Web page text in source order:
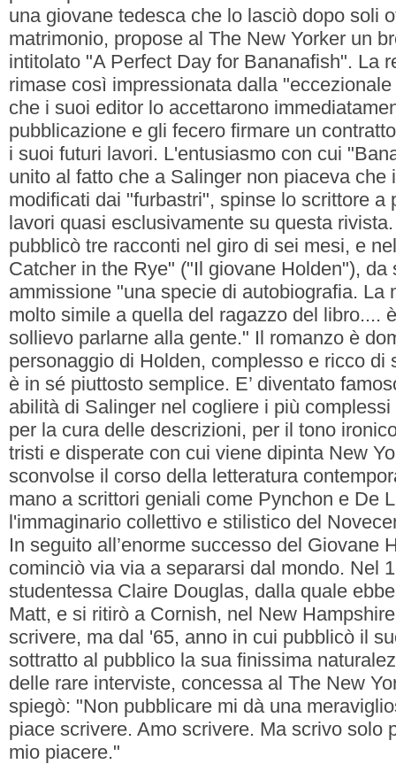
una giovane tedesca che lo lasciò dopo soli
matrimonio, propose al The New Yorker un
intitolato "A Perfect Day for Bananafish". La
rimase così impressionata dalla
che i suoi editor lo accettarono
pubblicazione e gli fecero firmare un
i suoi futuri lavori. L'entusiasmo con cui
unito al fatto che a Salinger non piaceva che
modificati dai "furbastri", spinse lo scrittore a
lavori quasi esclusivamente su questa
pubblicò tre racconti nel giro di sei mesi, e
Catcher in the Rye" ("Il giovane Holden"), da
ammissione "una specie di autobiografia. La
molto simile a quella del ragazzo del libro....
sollievo parlarne alla gente." Il romanzo è
personaggio di Holden, complesso e ricco di
è in sé piuttosto semplice. E’ diventato
abilità di Salinger nel cogliere i più
per la cura delle descrizioni, per il tono
tristi e disperate con cui viene dipinta New
sconvolse il corso della letteratura
mano a scrittori geniali come Pynchon e De
l'immaginario collettivo e stilistico del
In seguito all’enorme successo del Giovane
cominciò via via a separarsi dal mondo. Nel
studentessa Claire Douglas, dalla quale
Matt, e si ritirò a Cornish, nel New
scrivere, ma dal '65, anno in cui pubblicò il
sottratto al pubblico la sua finissima
delle rare interviste, concessa al The New
spiegò: "Non pubblicare mi dà una
piace scrivere. Amo scrivere. Ma scrivo solo
mio piacere."